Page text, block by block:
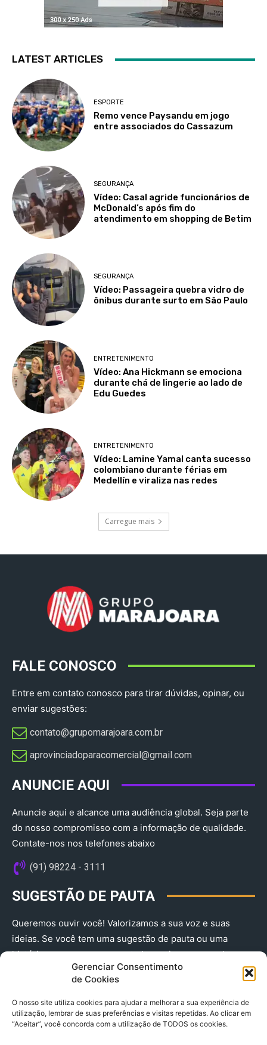
Gerenciar Consentimento
de Cookies
O nosso site utiliza cookies para ajudar a melhorar a sua experiência de
utilização, lembrar de suas preferências e visitas repetidas. Ao clicar em
“Aceitar”, você concorda com a utilização de TODOS os cookies.
LATEST ARTICLES
ESPORTE
Remo vence Paysandu em jogo
entre associados do Cassazum
SEGURANÇA
Vídeo: Casal agride funcionários de
McDonald’s após fim do
atendimento em shopping de Betim
SEGURANÇA
Vídeo: Passageira quebra vidro de
ônibus durante surto em São Paulo
ENTRETENIMENTO
Vídeo: Ana Hickmann se emociona
durante chá de lingerie ao lado de
Edu Guedes
ENTRETENIMENTO
Vídeo: Lamine Yamal canta sucesso
colombiano durante férias em
Medellín e viraliza nas redes
Carregue mais
FALE CONOSCO
Entre em contato conosco para tirar dúvidas, opinar, ou
enviar sugestões:
contato@grupomarajoara.com.br
aprovinciadoparacomercial@gmail.com​
ANUNCIE AQUI
Anuncie aqui e alcance uma audiência global. Seja parte
do nosso compromisso com a informação de qualidade.
Contate-nos nos telefones abaixo
(91) 98224 - 3111
SUGESTÃO DE PAUTA
Queremos ouvir você! Valorizamos a sua voz e suas
ideias. Se você tem uma sugestão de pauta ou uma
história que merece ser contada, envie-nos agora!
(91) 98224 - 3111